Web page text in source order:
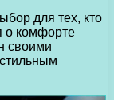
для тех, кто
о комфорте
своими